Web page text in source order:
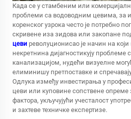
Када се у стамбеним или
проблеми са водоводним цевима, за
коренског узрока често је потребно
скривене иза зидова или закопане
цеви револуционисао је начин на
некретнина дијагностикују проблеме
канализацијом, нудећи визуелне
елиминишу претпоставке и
Одлука између инвестирања у
цеви или куповине сопствене опреме
фактора, укључујући учесталост
и захтеве техничке експертизе.